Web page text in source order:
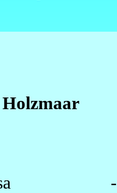
Holzmaar
recisa -